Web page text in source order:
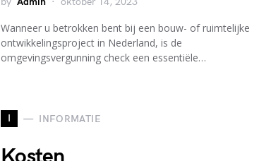
Wanneer u betrokken bent bij een bouw- of ruimtelijke
ontwikkelingsproject in Nederland, is de
omgevingsvergunning check een essentiële…
I INFORMATIE